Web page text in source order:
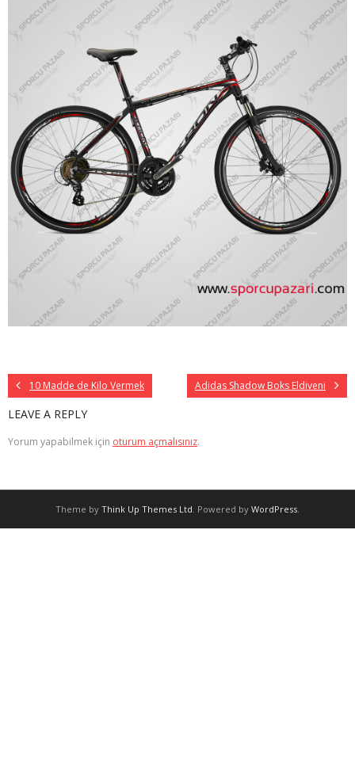
10 Madde de Kilo Vermek Adidas Shadow Boks Eldiveni
LEAVE A REPLY
Yorum yapabilmek için oturum açmalısınız.
Theme by Think Up Themes Ltd . Powered by WordPress